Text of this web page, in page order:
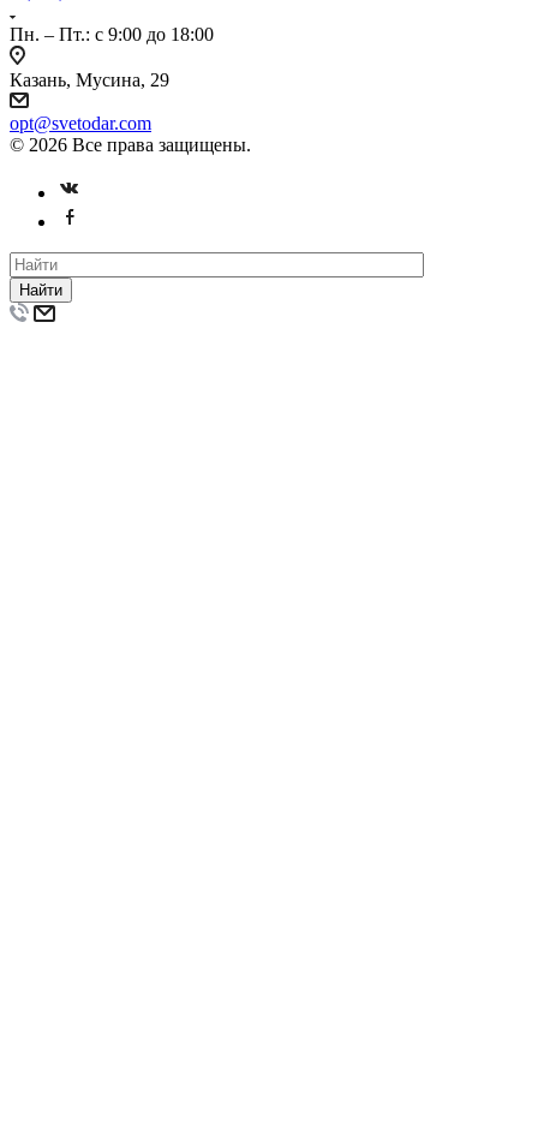
Пн. – Пт.: с 9:00 до 18:00
Казань, Мусина, 29
opt@svetodar.com
© 2026 Все права защищены.
Найти